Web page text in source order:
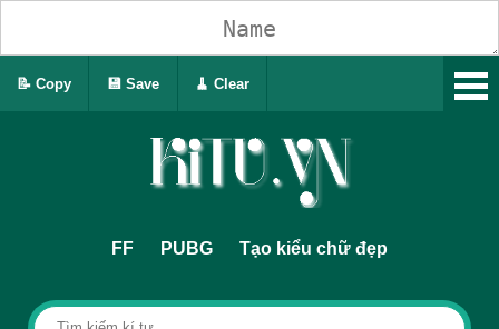
FF PUBG Tạo kiểu chữ đẹp
📝 Copy 💾 Save 🧹 Clear